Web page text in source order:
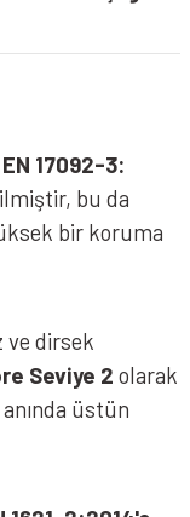
EN 17092-3:
bu da
bir koruma
ve dirsek
Seviye 2 olarak
üstün